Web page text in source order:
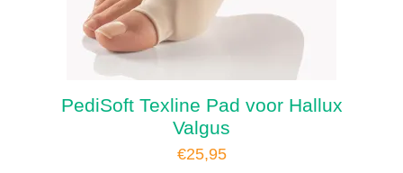
PediSoft Texline Pad voor Hallux
Valgus
€25,95